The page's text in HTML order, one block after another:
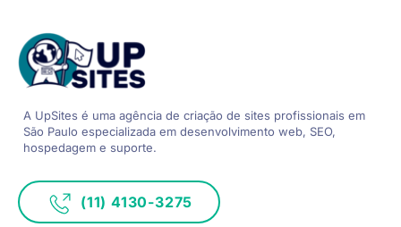
A UpSites é uma agência de criação de sites profissionais em
São Paulo especializadaem desenvolvimento web, SEO,
hospedagem e suporte.
(11) 4130-3275